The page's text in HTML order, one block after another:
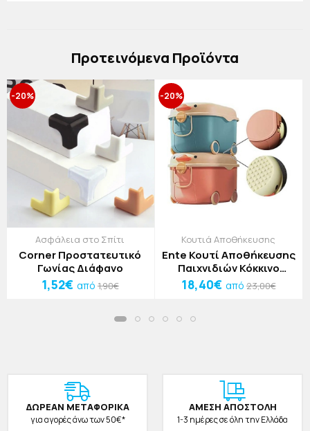
Πρoτεινόμενα Προϊόντα
-20%
Ασφάλεια στο Σπίτι
Corner Προστατευτικό
Γωνίας Διάφανο
1,52€ από 1,90€
-20%
Κουτιά Αποθήκευσης
Ente Κουτί Αποθήκευσης
Παιχνιδιών Κόκκινο
46x31x27cm
18,40€ από 23,00€
ΔΩΡΕAΝ ΜΕΤΑΦΟΡΙΚΑ
για αγορές άνω των 50€*
ΑΜΕΣΗ ΑΠΟΣΤΟΛΗ
1-3 ημέρες σε όλη την Ελλάδα